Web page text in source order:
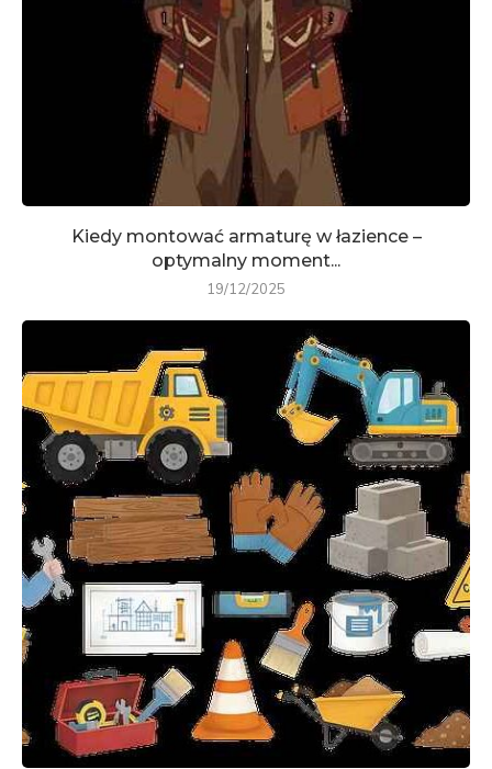
Kiedy montować armaturę w łazience –
optymalny moment...
19/12/2025